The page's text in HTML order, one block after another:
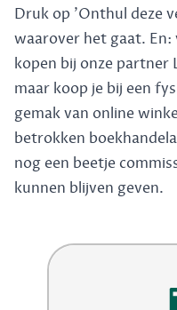
Druk op 'Onthul deze
waarover het gaat.
kopen bij onze partner
maar koop je bij een
gemak van online
betrokken
nog een beetje
kunnen blijven geven.